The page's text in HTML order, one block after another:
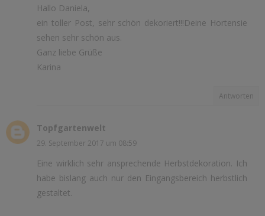
Hallo Daniela,
ein toller Post, sehr schön dekoriert!!!Deine Hortensie
sehen sehr schön aus.
Ganz liebe Grüße
Karina
Antworten
Topfgartenwelt
29. September 2017 um 08:59
Eine wirklich sehr ansprechende Herbstdekoration. Ich
habe bislang auch nur den Eingangsbereich herbstlich
gestaltet.